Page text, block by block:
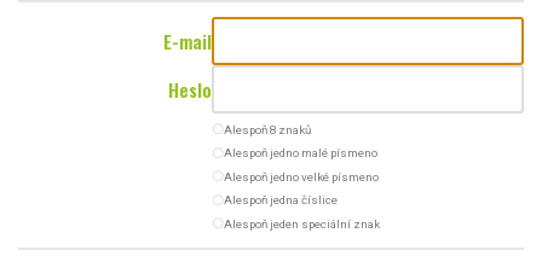
E-mail
Heslo
radio_button_uncheckedAlespoň 8 znaků
radio_button_uncheckedAlespoň jedno malé písmeno
radio_button_uncheckedAlespoň jedno velké písmeno
radio_button_uncheckedAlespoň jedna číslice
radio_button_uncheckedAlespoň jeden speciální znak